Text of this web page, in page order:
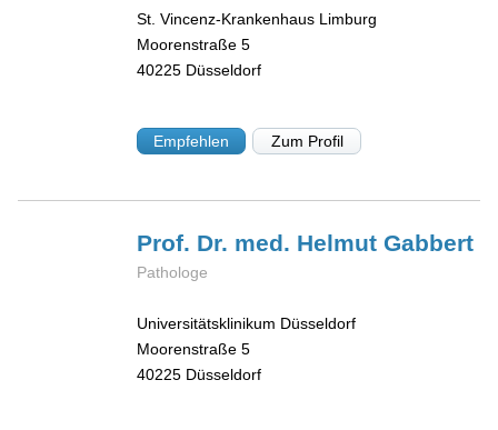
St. Vincenz-Krankenhaus Limburg
Moorenstraße 5
40225 Düsseldorf
Empfehlen Zum Profil
Prof. Dr. med. HelmutGabbert
Pathologe
Universitätsklinikum Düsseldorf
Moorenstraße 5
40225 Düsseldorf